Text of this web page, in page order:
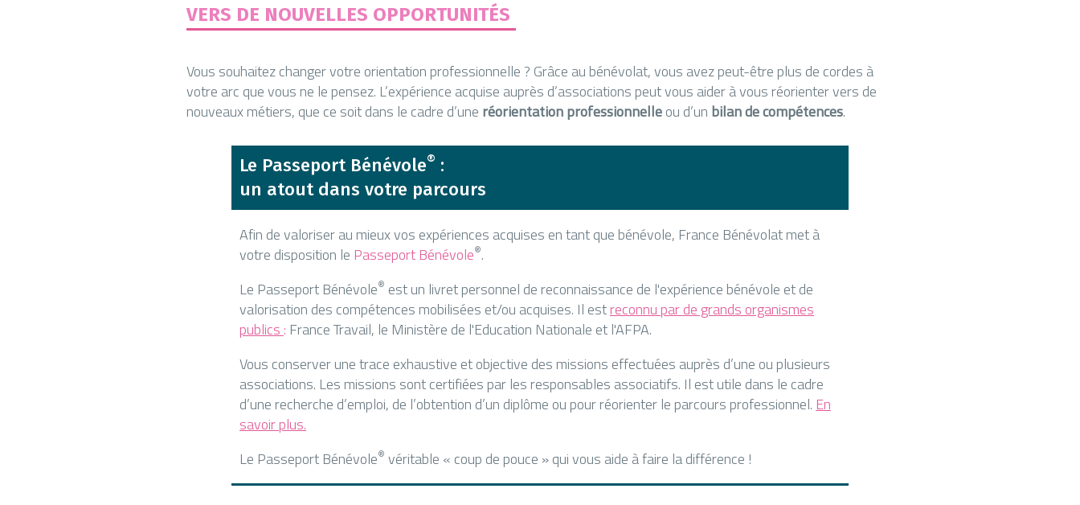
VERS DE NOUVELLES OPPORTUNITÉS
Vous souhaitez changer votre orientation professionnelle ? Grâce au bénévolat, vous avez peut-être plus de cordes à
votre arc que vous ne le pensez. L’expérience acquise auprès d’associations peut vous aider à vous réorienter vers de
nouveaux métiers, que ce soit dans le cadre d’une réorientation professionnelleou d’un bilan de compétences.
Le Passeport Bénévole® :
un atout dans votre parcours
Afin de valoriser au mieux vos expériences acquises en tant que bénévole, France Bénévolat met à
votre disposition le Passeport Bénévole®.
Le Passeport Bénévole® est un livret personnel de reconnaissance de l'expérience bénévole et de
valorisation des compétences mobilisées et/ou acquises. Il estreconnu par de grands organismes
publics: France Travail, le Ministère de l'Education Nationale et l'AFPA.
Vous conserver une trace exhaustive et objective des missions effectuées auprès d’une ou plusieurs
associations. Les missions sont certifiées par les responsables associatifs. Il est utile dans le cadre
d’une recherche d’emploi, de l’obtention d’un diplôme ou pour réorienter le parcours professionnel. En
savoir plus.
Le Passeport Bénévole® véritable « coup de pouce » qui vous aide à faire la différence !